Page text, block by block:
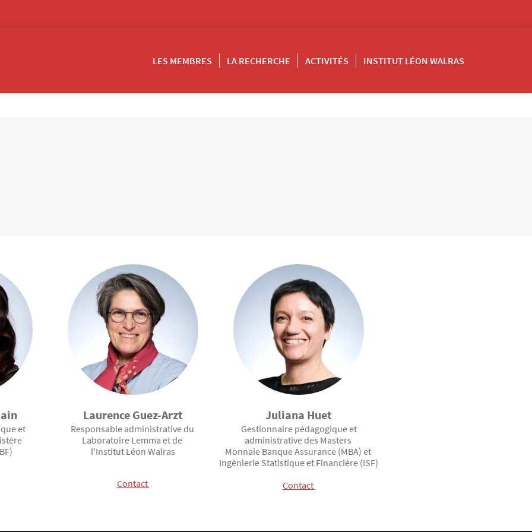
LES MEMBRES
LA RECHERCHE ACTIVITÉS INSTITUT LÉON WALRAS
et
Laurence Guez-Arzt
Responsable administrative du
Laboratoire Lemma et de
l'Institut Léon Walras
Contact
Juliana Huet
Gestionnaire pédagogique et
administrative des Masters
Monnaie Banque Assurance (MBA) et
Ingénierie Statistique et Financière (ISF)
Contact